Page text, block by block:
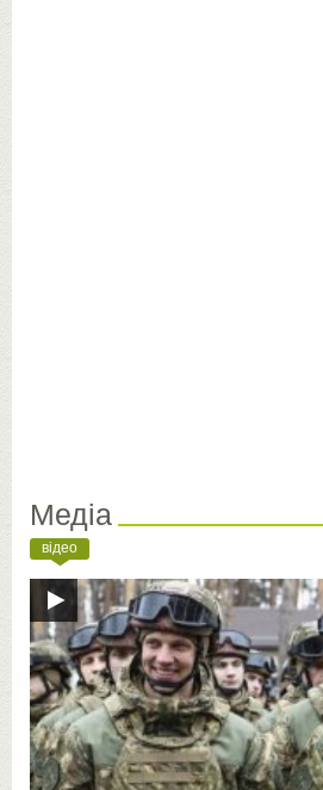
Медіа
відео